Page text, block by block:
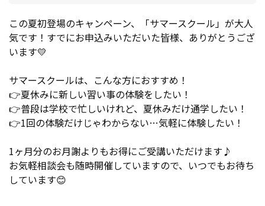
この夏初登場のキャンペーン、「サマースクール」が大人
気です！すでにお申込みいただいた皆様、ありがとうござ
います💛
サマースクールは、こんな方におすすめ！
👉夏休みに新しい習い事の体験をしたい！
👉普段は学校で忙しいけれど、夏休みだけ通学したい！
👉1回の体験だけじゃわからない…気軽に体験したい！
1ヶ月分のお月謝よりもお得にご受講いただけます♪
お気軽相談会も随時開催していますので、いつでもお待ち
しています😊